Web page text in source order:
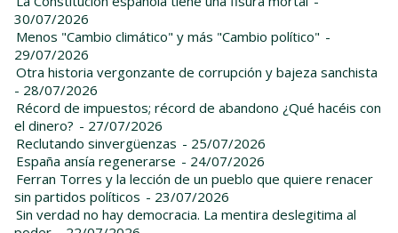
30/07/2026
Menos "Cambio climático" y más "Cambio político" -
29/07/2026
Otra historia vergonzante de corrupción y bajeza sanchista
- 28/07/2026
Récord de impuestos; récord de abandono ¿Qué hacéis con
el dinero? - 27/07/2026
Reclutando sinvergüenzas - 25/07/2026
España ansía regenerarse - 24/07/2026
Ferran Torres y la lección de un pueblo que quiere renacer
sin partidos políticos - 23/07/2026
Sin verdad no hay democracia. La mentira deslegitima al